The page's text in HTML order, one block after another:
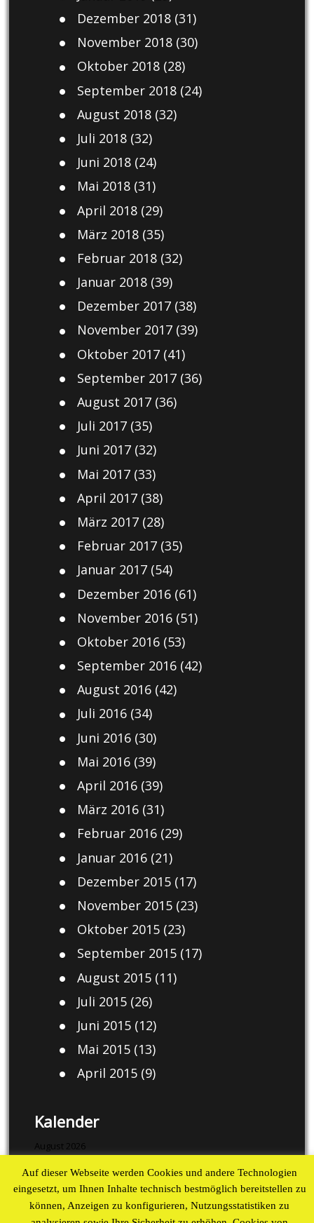
Dezember 2018(31)
November 2018(30)
Oktober 2018(28)
September 2018(24)
August 2018(32)
Juli 2018(32)
Juni 2018(24)
Mai 2018(31)
April 2018(29)
März 2018(35)
Februar 2018(32)
Januar 2018(39)
Dezember 2017(38)
November 2017(39)
Oktober 2017(41)
September 2017(36)
August 2017(36)
Juli 2017(35)
Juni 2017(32)
Mai 2017(33)
April 2017(38)
März 2017(28)
Februar 2017(35)
Januar 2017(54)
Dezember 2016(61)
November 2016(51)
Oktober 2016(53)
September 2016(42)
August 2016(42)
Juli 2016(34)
Juni 2016(30)
Mai 2016(39)
April 2016(39)
März 2016(31)
Februar 2016(29)
Januar 2016(21)
Dezember 2015(17)
November 2015(23)
Oktober 2015(23)
September 2015(17)
August 2015(11)
Juli 2015(26)
Juni 2015(12)
Mai 2015(13)
April 2015(9)
Kalender
August 2026
M D M D F S
S
1
2
3
4 5 6 7 8 9
Auf dieser Webseite werden Cookies und andere Technologien
eingesetzt, um Ihnen Inhalte technisch bestmöglich bereitstellen zu
können, Anzeigen zu konfigurieren, Nutzungsstatistiken zu